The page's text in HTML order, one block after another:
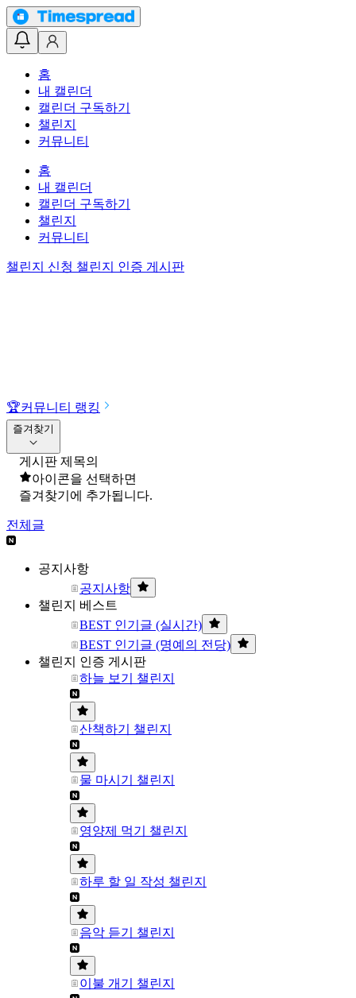
홈
내 캘린더
캘린더 구독하기
챌린지
커뮤니티
홈
내 캘린더
캘린더 구독하기
챌린지
커뮤니티
챌린지 신청 챌린지 인증 게시판
🏆커뮤니티 랭킹
즐겨찾기
게시판 제목의
아이콘을 선택하면
즐겨찾기에 추가됩니다.
전체글
공지사항
공지사항
챌린지 베스트
BEST 인기글 (실시간)
BEST 인기글 (명예의 전당)
챌린지 인증 게시판
하늘 보기 챌린지
산책하기 챌린지
물 마시기 챌린지
영양제 먹기 챌린지
하루 할 일 작성 챌린지
음악 듣기 챌린지
이불 개기 챌린지